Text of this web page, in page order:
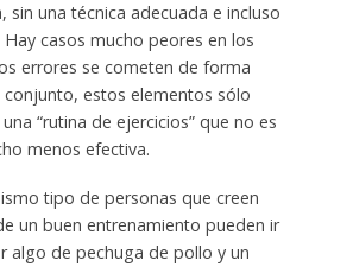
sin una técnica adecuada e incluso
casos mucho peores en los
errores se cometen de forma
conjunto, estos elementos sólo
“rutina de ejercicios” que no es
menos efectiva.
tipo de personas que creen
un buen entrenamiento pueden ir
algo de pechuga de pollo y un